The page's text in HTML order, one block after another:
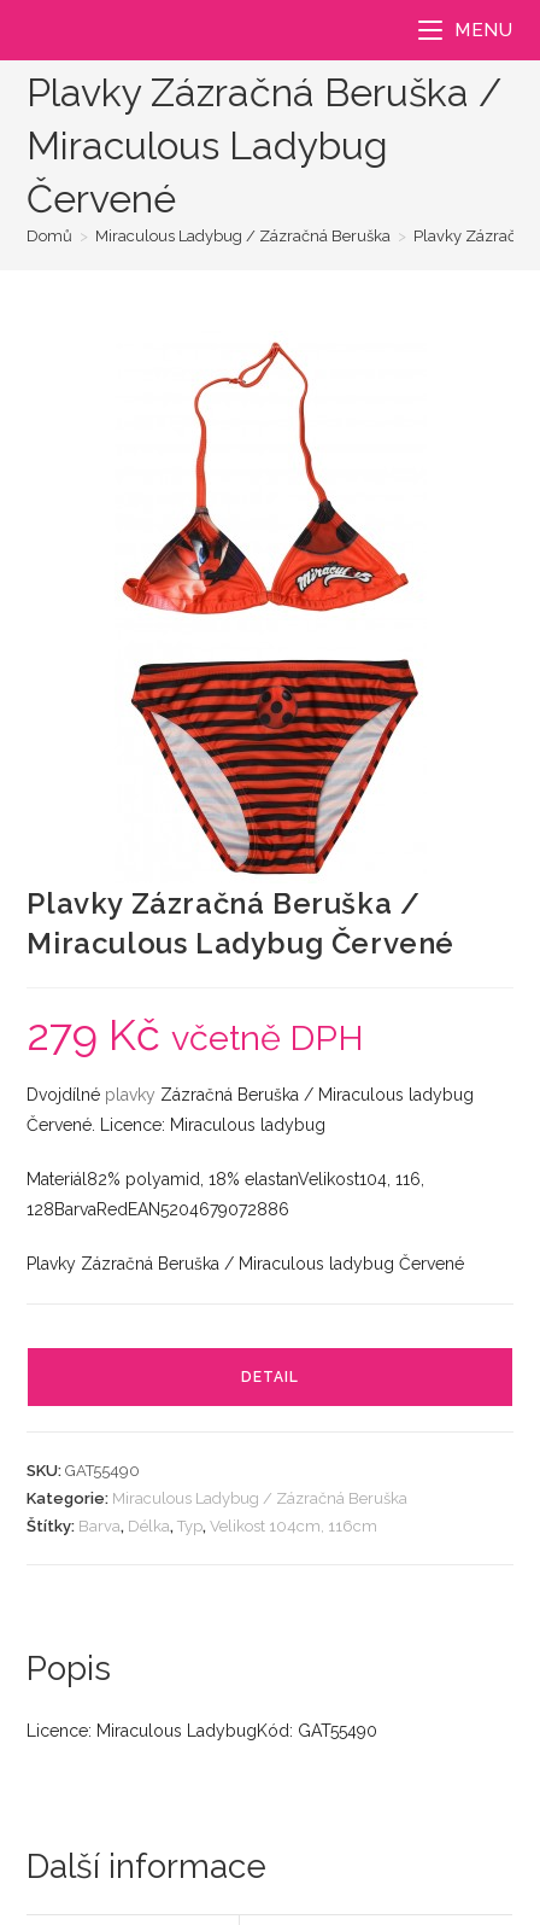
MENU
Plavky Zázračná Beruška /
Miraculous Ladybug
Červené
Domů > Miraculous Ladybug / Zázračná Beruška > Plavky
Plavky Zázračná Beruška /
Miraculous Ladybug Červené
279 Kč včetně DPH
Dvojdílné plavky Zázračná Beruška / Miraculous ladybug
Červené. Licence: Miraculous ladybug
Materiál82% polyamid, 18% elastanVelikost104, 116,
128BarvaRedEAN5204679072886
Plavky Zázračná Beruška / Miraculous ladybug Červené
DETAIL
SKU:GAT55490
Kategorie: Miraculous Ladybug / Zázračná Beruška
Štítky: Barva, Délka,Typ,Velikost 104cm, 116cm
Popis
Licence: Miraculous LadybugKód: GAT55490
Další informace